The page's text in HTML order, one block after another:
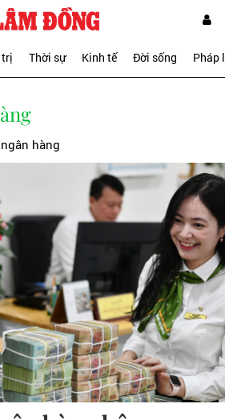
trị Thời sự Kinh tế Đời sống Pháp
hàng